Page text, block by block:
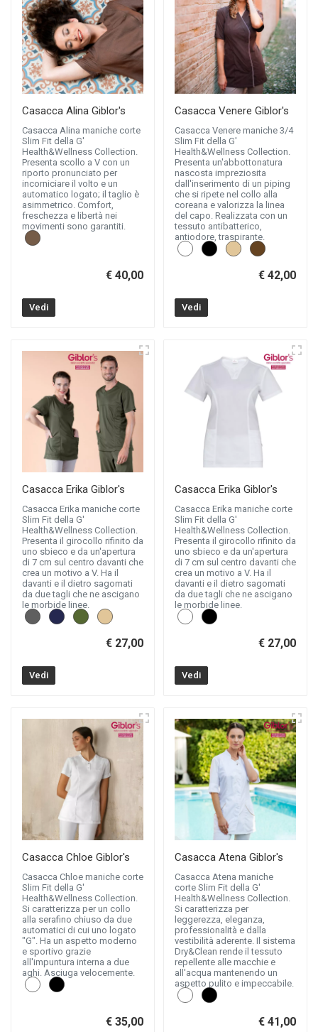
Casacca Alina Giblor's
Casacca Alina maniche corte
Slim Fit della G'
Health&Wellness Collection.
Presenta scollo a V con un
riporto pronunciato per
incorniciare il volto e un
automatico logato; il taglio è
asimmetrico. Comfort,
freschezza e libertà nei
movimenti sono garantiti.
€ 40,00
Vedi
Casacca Venere Giblor's
Casacca Venere maniche 3/4
Slim Fit della G'
Health&Wellness Collection.
Presenta un'abbottonatura
nascosta impreziosita
dall'inserimento di un piping
che si ripete nel collo alla
coreana e valorizza la linea
del capo. Realizzata con un
tessuto antibatterico,
antiodore, traspirante.
€ 42,00
Vedi
Casacca Erika Giblor's
Casacca Erika maniche corte
Slim Fit della G'
Health&Wellness Collection.
Presenta il girocollo rifinito da
uno sbieco e da un'apertura
di 7 cm sul centro davanti che
crea un motivo a V. Ha il
davanti e il dietro sagomati
da due tagli che ne ascigano
le morbide linee.
€ 27,00
Vedi
Casacca Erika Giblor's
Casacca Erika maniche corte
Slim Fit della G'
Health&Wellness Collection.
Presenta il girocollo rifinito da
uno sbieco e da un'apertura
di 7 cm sul centro davanti che
crea un motivo a V. Ha il
davanti e il dietro sagomati
da due tagli che ne ascigano
le morbide linee.
€ 27,00
Vedi
Casacca Chloe Giblor's
Casacca Chloe maniche corte
Slim Fit della G'
Health&Wellness Collection.
Si caratterizza per un collo
alla serafino chiuso da due
automatici di cui uno logato
"G". Ha un aspetto moderno
e sportivo grazie
all'impuntura interna a due
aghi. Asciuga velocemente.
€ 35,00
Casacca Atena Giblor's
Casacca Atena maniche
corte Slim Fit della G'
Health&Wellness Collection.
Si caratterizza per
leggerezza, eleganza,
professionalità e dalla
vestibilità aderente. Il sistema
Dry&Clean rende il tessuto
repellente alle macchie e
all'acqua mantenendo un
aspetto pulito e impeccabile.
€ 41,00